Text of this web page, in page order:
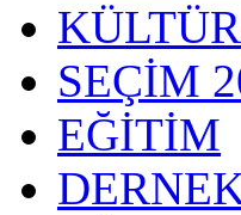
SEÇİM
EĞİTİM